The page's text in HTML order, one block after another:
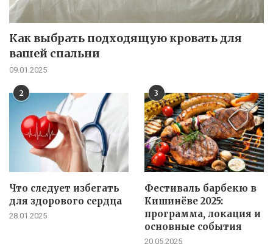
Как выбрать подходящую кровать для
вашей спальни
09.01.2025
2
Что следует избегать
для здорового сердца
28.01.2025
3
Фестиваль барбекю в
Кишинёве 2025:
программа, локация и
основные события
20.05.2025